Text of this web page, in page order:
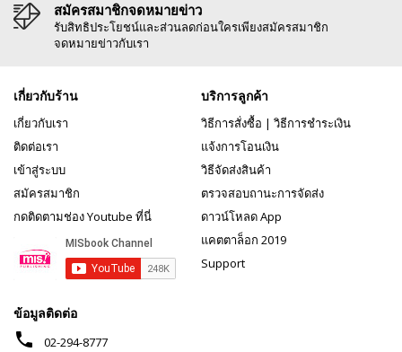
สมัครสมาชิกจดหมายข่าว
รับสิทธิประโยชน์และส่วนลดก่อนใครเพียงสมัครสมาชิก
จดหมายข่าวกับเรา
เกี่ยวกับร้าน
เกี่ยวกับเรา
ติดต่อเรา
เข้าสู่ระบบ
สมัครสมาชิก
กดติดตามช่อง Youtube ที่นี่
บริการลูกค้า
วิธีการสั่งซื้อ | วิธีการชำระเงิน
แจ้งการโอนเงิน
วิธีจัดส่งสินค้า
ตรวจสอบถานะการจัดส่ง
ดาวน์โหลด App
แคตตาล็อก 2019
Support
ข้อมูลติดต่อ
phone 02-294-8777